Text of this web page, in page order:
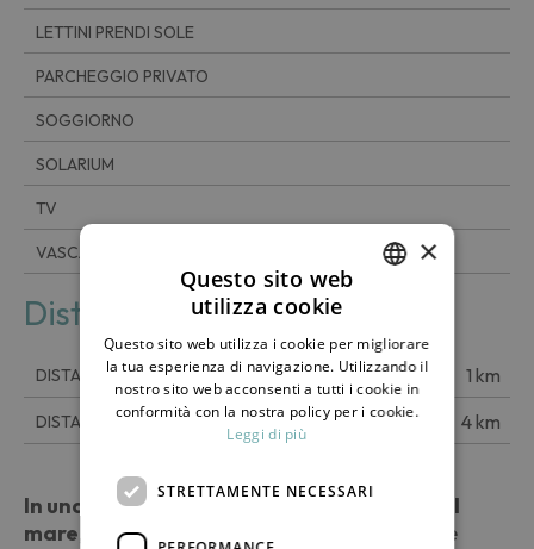
LETTINI PRENDI SOLE
PARCHEGGIO PRIVATO
SOGGIORNO
SOLARIUM
TV
VASCA A IDROMASSAGGIO ESTERNA
Distanza
DISTANZA DAL MARE 1 km
DISTANZA DA SCAURI 4 km
In una posizione panoramica che domina il
mare , il dammuso Rekhale offre un ambiente
ENGLISH
×
Questo sito web
utilizza cookie
Questo sito web utilizza i cookie per migliorare
la tua esperienza di navigazione. Utilizzando il
nostro sito web acconsenti a tutti i cookie in
conformità con la nostra policy per i cookie.
Leggi di più
STRETTAMENTE NECESSARI